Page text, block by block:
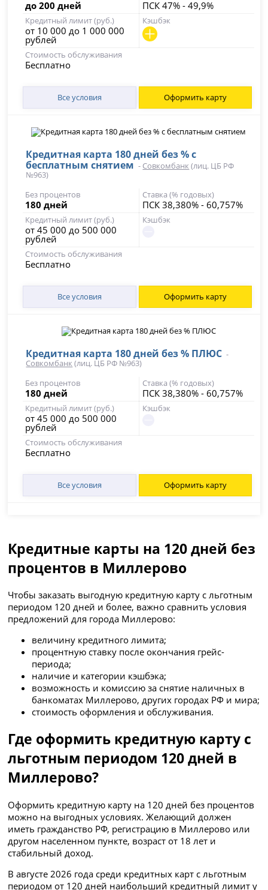
до 200 дней ПСК 47% - 49,9%
Кредитный лимит (руб.)
от 10 000 до 1 000 000
рублей
Кэшбэк
Стоимость обслуживания
Бесплатно
Все условия Оформить карту
Кредитная карта 180 дней без % с
бесплатным снятием - Совкомбанк (лиц. ЦБ РФ
№963)
Без процентов
180 дней
Ставка (% годовых)
ПСК 38,380% - 60,757%
Кредитный лимит (руб.)
от 45 000 до 500 000
рублей
Кэшбэк
Стоимость обслуживания
Бесплатно
Все условия Оформить карту
Кредитная карта 180 дней без % ПЛЮС -
Совкомбанк (лиц. ЦБ РФ №963)
Без процентов
180 дней
Ставка (% годовых)
ПСК 38,380% - 60,757%
Кредитный лимит (руб.)
от 45 000 до 500 000
рублей
Кэшбэк
Стоимость обслуживания
Бесплатно
Все условия Оформить карту
Кредитные карты на 120 дней без
процентов в Миллерово
Чтобы заказать выгодную кредитную карту с льготным
периодом 120 дней и более, важно сравнить условия
предложений для города Миллерово:
величину кредитного лимита;
процентную ставку после окончания грейс-
периода;
наличие и категории кэшбэка;
возможность и комиссию за снятие наличных в
банкоматах Миллерово, других городах РФ и мира;
стоимость оформления и обслуживания.
Где оформить кредитную карту с
льготным периодом 120 дней в
Миллерово?
Оформить кредитную карту на 120 дней без процентов
можно на выгодных условиях. Желающий должен
иметь гражданство РФ, регистрацию в Миллерово или
другом населенном пункте, возраст от 18 лет и
стабильный доход.
В августе 2026 года среди кредитных карт с льготным
периодом от 120 дней наибольший кредитный лимит у